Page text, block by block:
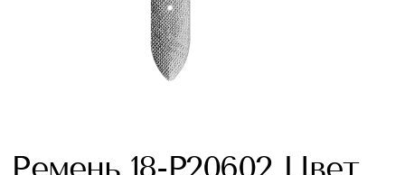
Ремень 18-P20602 Цвет